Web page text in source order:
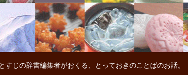
じの辞書編集者がおくる、とっておきのことばのお話。